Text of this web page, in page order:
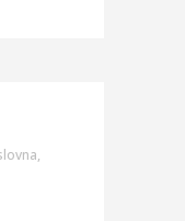
,